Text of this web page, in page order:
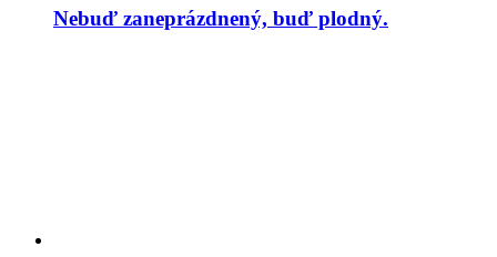
Nebuď zaneprázdnený, buď plodný.